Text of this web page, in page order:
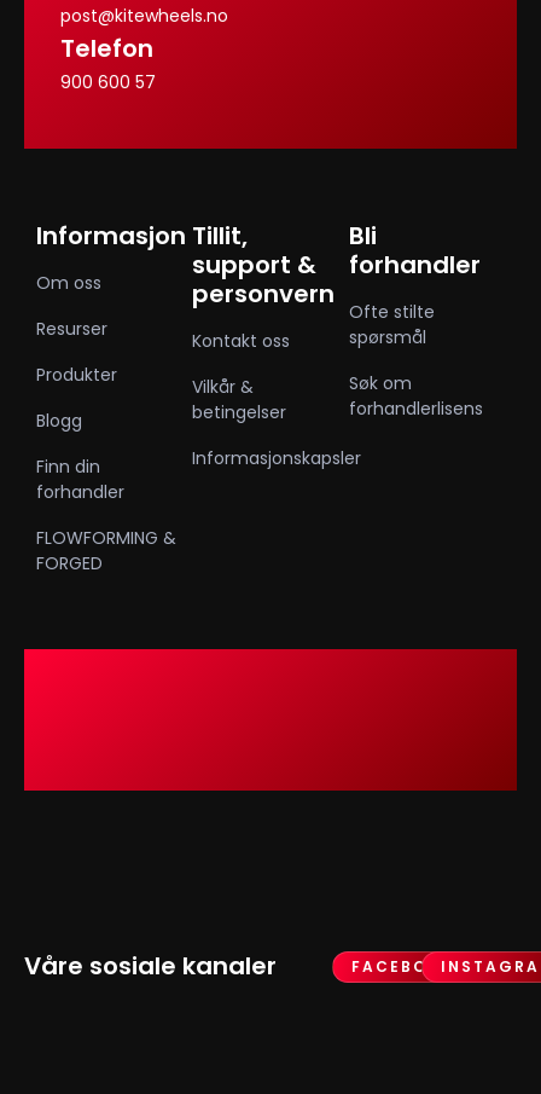
post@kitewheels.no
Telefon
900 600 57
Informasjon
Om oss
Resurser
Produkter
Blogg
Finn din
forhandler
FLOWFORMING &
FORGED
Tillit,
support &
personvern
Kontakt oss
Vilkår &
betingelser
Informasjonskapsler
Bli
forhandler
Ofte stilte
spørsmål
Søk om
forhandlerlisens
Våre sosiale kanaler FACEBOOK